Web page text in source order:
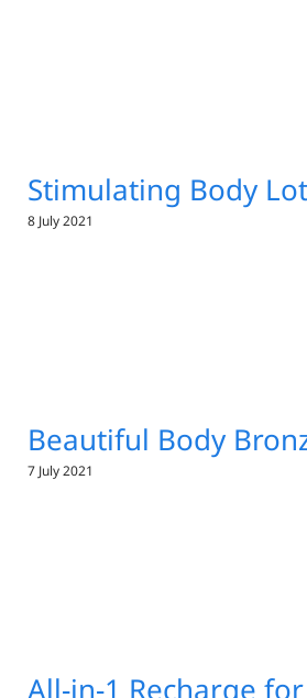
Stimulating Body
8 July 2021
Beautiful Body
7 July 2021
All-in-1 Recharge for